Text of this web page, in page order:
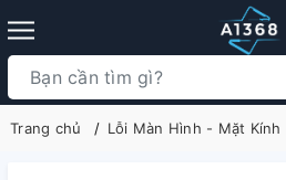
Trang chủ Lỗi Màn Hình - Mặt Kính